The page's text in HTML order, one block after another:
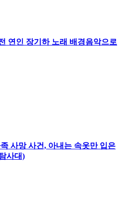
연인 장기하 노래 배경음악으로
사망 사건, 아내는 속옷만 입은
사대)